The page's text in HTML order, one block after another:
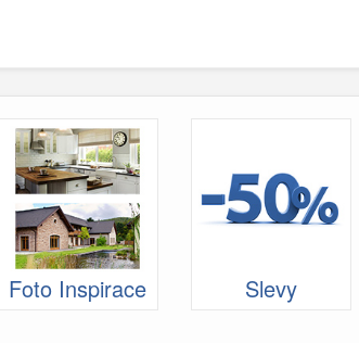
Foto Inspirace Slevy